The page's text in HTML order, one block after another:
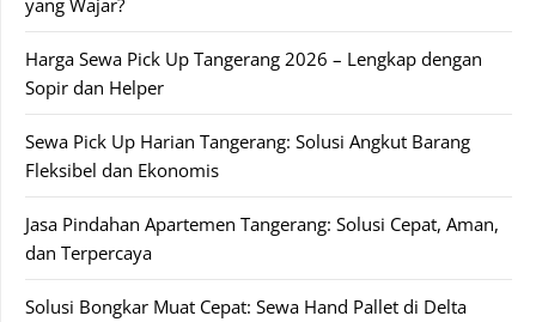
yang Wajar?
Harga Sewa Pick Up Tangerang 2026 – Lengkap dengan
Sopir dan Helper
Sewa Pick Up Harian Tangerang: Solusi Angkut Barang
Fleksibel dan Ekonomis
Jasa Pindahan Apartemen Tangerang: Solusi Cepat, Aman,
dan Terpercaya
Solusi Bongkar Muat Cepat: Sewa Hand Pallet di Delta